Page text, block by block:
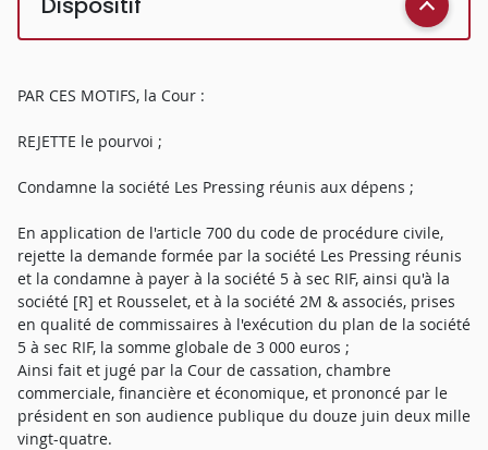
PAR CES MOTIFS, la Cour :
REJETTE le pourvoi ;
Condamne la société Les Pressing réunis aux dépens ;
En application de l'article 700 du code de procédure civile,
rejette la demande formée par la société Les Pressing réunis
et la condamne à payer à la société 5 à sec RIF, ainsi qu'à la
société [R] et Rousselet, et à la société 2M & associés, prises
en qualité de commissaires à l'exécution du plan de la société
5 à sec RIF, la somme globale de 3 000 euros ;
Ainsi fait et jugé par la Cour de cassation, chambre
commerciale, financière et économique, et prononcé par le
président en son audience publique du douze juin deux mille
vingt-quatre.